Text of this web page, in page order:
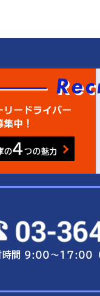
の4つの魅力
時間 9:00～17:00（